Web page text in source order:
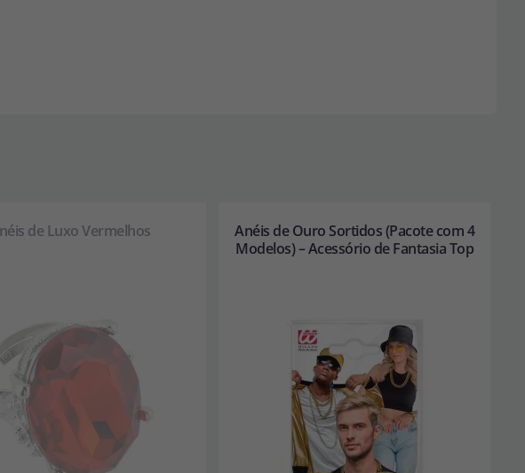
de Luxo Vermelhos
Anéis de Ouro Sortidos (Pacote com 4
Modelos) – Acessório de Fantasia Top